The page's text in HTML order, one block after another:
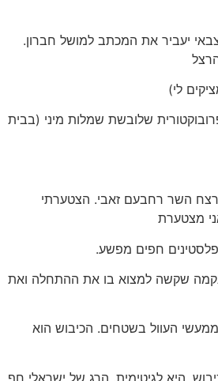
יעביר את המכתב למושל חברון.
לי)
שלובשת שמלות מיני (בבית
השר רחבעם זאבי. הצטערתי
מצטערת
חפים מפשע.
שקשה למצוא בו את ההתחלה ואת
העוול בשטחים. הכיבוש הוא
היא לגיטימית. הרג של ישראלי חף